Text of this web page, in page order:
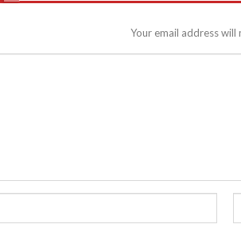
Your email address will